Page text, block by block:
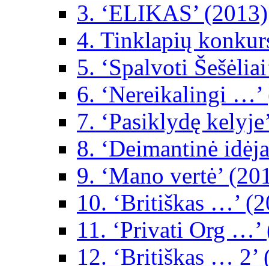
3. ‘ELIKAS’ (2013)
4. Tinklapių
5. ‘Spalvoti
6. ‘Nereikalingi …’
7. ‘Pasiklydę
8. ‘Deimantinė
9. ‘Mano vertė’
10. ‘Britiškas …’
11. ‘Privati Org …’
12. ‘Britiškas … 2’